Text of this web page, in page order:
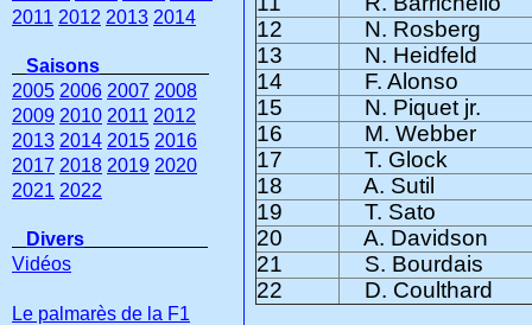
12
N. Rosberg
13
N. Heidfeld
14
F. Alonso
15
N. Piquet jr.
16
M. Webber
17
T. Glock
18
A. Sutil
19
T. Sato
20
A. Davidson
21
S. Bourdais
22
D. Coulthard
2011 2012 2013 2014
Saisons
2005 2006 2007 2008
2009 2010 2011 2012
2013 2014 2015 2016
2017 2018 2019 2020
2021 2022
Divers
Vidéos
Le palmarès de la F1